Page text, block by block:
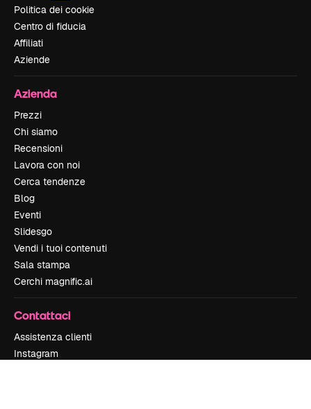
Politica dei cookie
Centro di fiducia
Affiliati
Aziende
Azienda
Prezzi
Chi siamo
Recensioni
Lavora con noi
Cerca tendenze
Blog
Eventi
Slidesgo
Vendi i tuoi contenuti
Sala stampa
Cerchi magnific.ai
Contattaci
Assistenza clienti
Instagram